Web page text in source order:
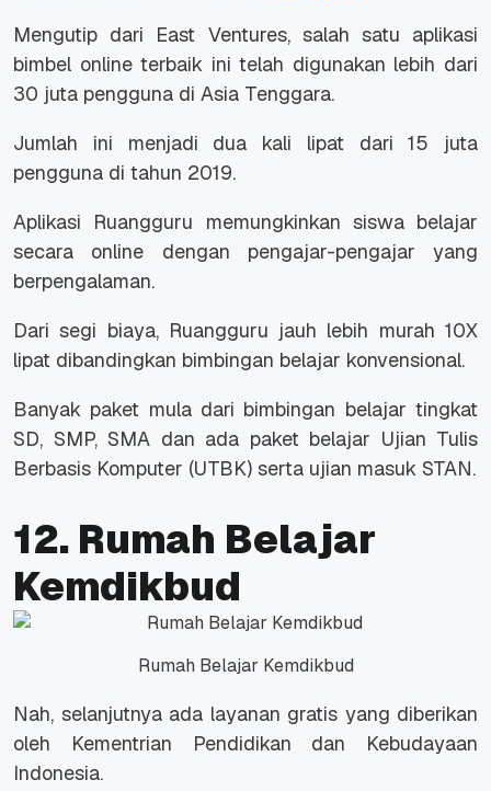
Mengutip dari East Ventures, salah satu aplikasi
bimbel onlineterbaik ini telah digunakan lebih dari
30 juta pengguna di Asia Tenggara.
Jumlah ini menjadi dua kali lipat dari 15 juta
pengguna di tahun 2019.
Aplikasi Ruangguru memungkinkan siswa belajar
secara online dengan pengajar-pengajar yang
berpengalaman.
Dari segi biaya, Ruangguru jauh lebih murah 10X
lipat dibandingkan bimbingan belajar konvensional.
Banyak paket mula dari bimbingan belajar tingkat
SD, SMP, SMA dan ada paket belajar Ujian Tulis
Berbasis Komputer (UTBK) serta ujian masuk STAN.
12. Rumah Belajar
Kemdikbud
Rumah Belajar Kemdikbud
Nah, selanjutnya ada layanan gratis yang diberikan
oleh Kementrian Pendidikan dan Kebudayaan
Indonesia.